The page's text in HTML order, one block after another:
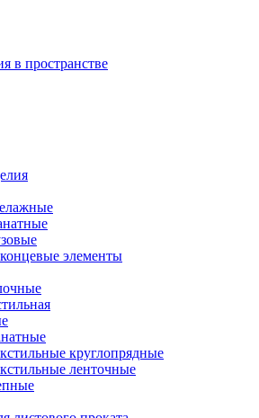
в пространстве
элементы
круглопрядные
ленточные